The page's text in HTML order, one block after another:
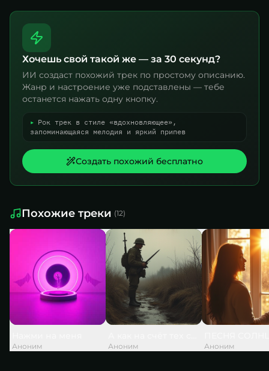
Хочешь свой такой же — за 30 секунд?
ИИ создаст похожий трек по простому описанию.
Жанр и настроение уже подставлены — тебе
останется нажать одну кнопку.
▸ Рок трек в стиле «вдохновляющее»,
запоминающаяся мелодия и яркий припев
Создать похожий бесплатно
Похожие треки (12)
Аноним Аноним Аноним